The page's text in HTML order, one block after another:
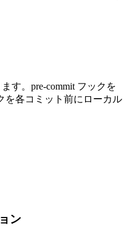
す。pre-commit フックを
を各コミット前にローカル
ン